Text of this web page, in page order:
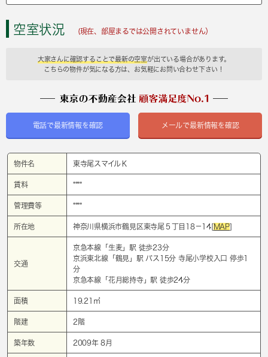
空室状況 (現在、部屋まるでは公開されていません）
大家さんに確認することで最新の空室が出ている場合があります。
こちらの物件が気になる方は、お気軽にお問い合わせ下さい！
電話で最新情報を確認 メールで最新情報を確認
物件名 東寺尾スマイルＫ
賃料 ****
管理費等 ****
所在地 神奈川県横浜市鶴見区東寺尾５丁目18－14[MAP]
交通
京急本線「 生麦」駅 徒歩23分
京浜東北線「 鶴見 」駅 バス15分 寺尾小学校入口 停歩1
分
京急本線「 花月総持寺」駅 徒歩24分
面積 19.21㎡
階建 2階
築年数 2009年 8月